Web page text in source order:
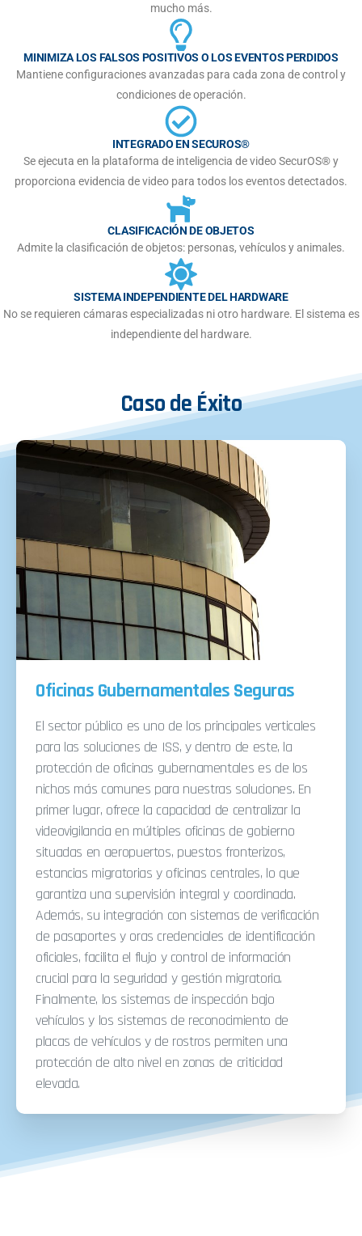
mucho más.
MINIMIZA LOS FALSOS POSITIVOS O LOS EVENTOS PERDIDOS
Mantiene configuraciones avanzadas para cada zona de control y
condiciones de operación.
INTEGRADO EN SECUROS®
Se ejecuta en la plataforma de inteligencia de video SecurOS® y
proporciona evidencia de video para todos los eventos detectados.
CLASIFICACIÓN DE OBJETOS
Admite la clasificación de objetos: personas, vehículos y animales.
SISTEMA INDEPENDIENTE DEL HARDWARE
No se requieren cámaras especializadas ni otro hardware. El sistema es
independiente del hardware.
CasodeÉxito
Oficinas Gubernamentales Seguras
El sector público es uno de los principales verticales
para las soluciones de ISS, y dentro de este, la
protección de oficinas gubernamentales es de los
nichos más comunes para nuestras soluciones. En
primer lugar, ofrece la capacidad de centralizar la
videovigilancia en múltiples oficinas de gobierno
situadas en aeropuertos, puestos fronterizos,
estancias migratorias y oficinas centrales, lo que
garantiza una supervisión integral y coordinada.
Además, su integración con sistemas de verificación
de pasaportes y oras credenciales de identificación
oficiales, facilita el flujo y control de información
crucial para la seguridad y gestión migratoria.
Finalmente, los sistemas de inspección bajo
vehículos y los sistemas de reconocimiento de
placas de vehículos y de rostros permiten una
protección de alto nivel en zonas de criticidad
elevada.